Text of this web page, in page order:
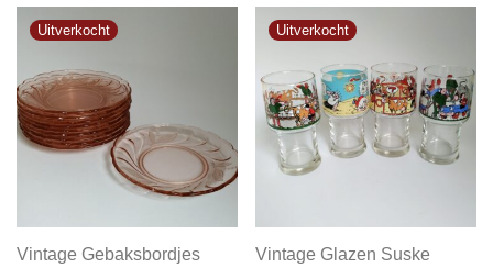
Vintage Gebaksbordjes
Vintage Glazen Suske